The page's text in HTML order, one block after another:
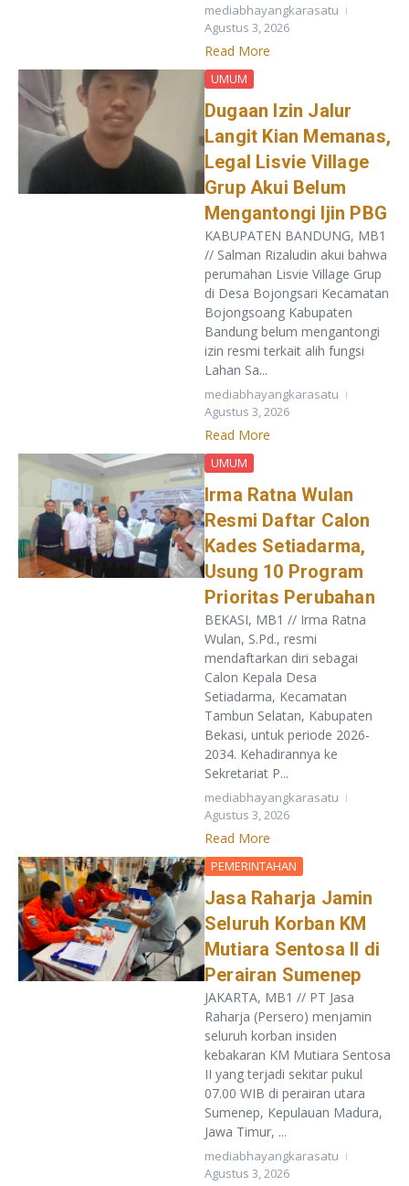
mediabhayangkarasatu
Agustus 3, 2026
Read More
UMUM
Dugaan Izin Jalur
Langit Kian Memanas,
Legal Lisvie Village
Grup Akui Belum
Mengantongi Ijin PBG
KABUPATEN BANDUNG, MB1
// Salman Rizaludin akui bahwa
perumahan Lisvie Village Grup
di Desa Bojongsari Kecamatan
Bojongsoang Kabupaten
Bandung belum mengantongi
izin resmi terkait alih fungsi
Lahan Sa...
mediabhayangkarasatu
Agustus 3, 2026
Read More
UMUM
Irma Ratna Wulan
Resmi Daftar Calon
Kades Setiadarma,
Usung 10 Program
Prioritas Perubahan
BEKASI, MB1 // Irma Ratna
Wulan, S.Pd., resmi
mendaftarkan diri sebagai
Calon Kepala Desa
Setiadarma, Kecamatan
Tambun Selatan, Kabupaten
Bekasi, untuk periode 2026-
2034. Kehadirannya ke
Sekretariat P...
mediabhayangkarasatu
Agustus 3, 2026
Read More
PEMERINTAHAN
Jasa Raharja Jamin
Seluruh Korban KM
Mutiara Sentosa II di
Perairan Sumenep
JAKARTA, MB1 // PT Jasa
Raharja (Persero) menjamin
seluruh korban insiden
kebakaran KM Mutiara Sentosa
II yang terjadi sekitar pukul
07.00 WIB di perairan utara
Sumenep, Kepulauan Madura,
Jawa Timur, ...
mediabhayangkarasatu
Agustus 3, 2026